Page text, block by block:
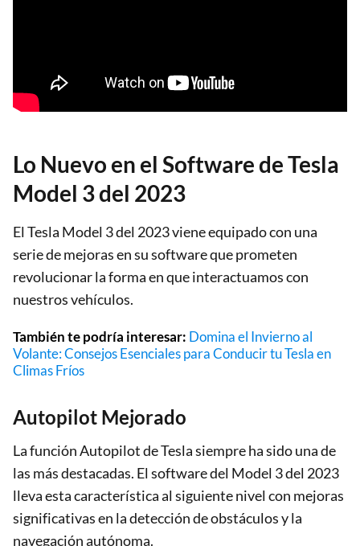
Lo Nuevo en el Software de Tesla
Model 3 del 2023
El Tesla Model 3 del 2023 viene equipado con una
serie de mejoras en su software que prometen
revolucionar la forma en que interactuamos con
nuestros vehículos.
También te podría interesar: Domina el Invierno al
Volante: Consejos Esenciales para Conducir tu Tesla en
Climas Fríos
Autopilot Mejorado
La función Autopilot de Tesla siempre ha sido una de
las más destacadas. El software del Model 3 del 2023
lleva esta característica al siguiente nivel con mejoras
significativas en la detección de obstáculos y la
navegación autónoma.